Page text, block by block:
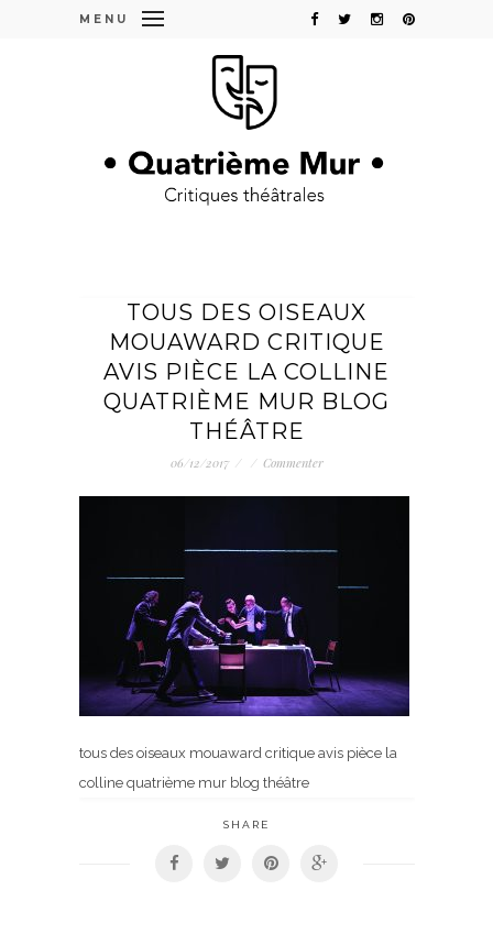
MENU
TOUS DES OISEAUX
MOUAWARD CRITIQUE
AVIS PIÈCE LA COLLINE
QUATRIÈME MUR BLOG
THÉÂTRE
06/12/2017 / / Commenter
tous des oiseaux mouaward critique avis pièce la
colline quatrième mur blog théâtre
SHARE